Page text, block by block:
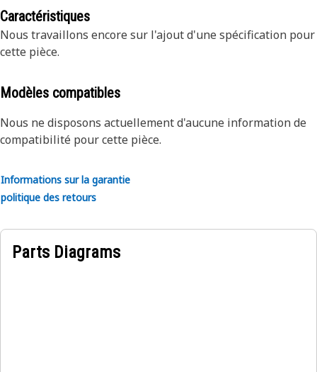
Caractéristiques
Nous travaillons encore sur l'ajout d'une spécification pour
cette pièce.
Modèles compatibles
Nous ne disposons actuellement d'aucune information de
compatibilité pour cette pièce.
Informations sur la garantie
politique des retours
Parts Diagrams